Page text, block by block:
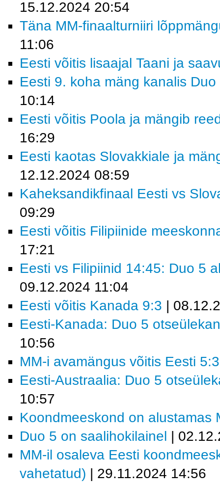
15.12.2024 20:54
Täna MM-finaalturniiri
11:06
Eesti võitis lisaajal Taani ja
Eesti 9. koha mäng kanalis
10:14
Eesti võitis Poola ja mängib
16:29
Eesti kaotas Slovakkiale ja
12.12.2024 08:59
Kaheksandikfinaal Eesti vs
09:29
Eesti võitis Filipiinide
17:21
Eesti vs Filipiinid 14:45: Duo 5
09.12.2024 11:04
Eesti võitis Kanada 9:3 |
Eesti-Kanada: Duo 5
10:56
MM-i avamängus võitis Eesti
Eesti-Austraalia: Duo 5
10:57
Koondmeeskond on alustamas
Duo 5 on saalihokilainel |
MM-il osaleva Eesti
vahetatud) | 29.11.2024 14:56